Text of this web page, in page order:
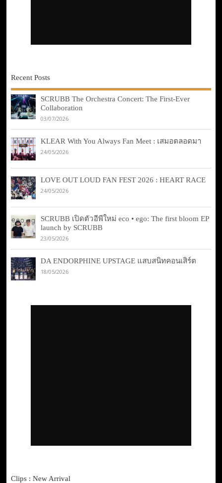
Recent Posts
SCRUBB The Orchestra Concert: The First-Ever
Collaboration
03/07/2026
KLEAR With You Always Fan Meet : เสมอตลอดมา
24/05/2026
LOVE OUT LOUD FAN FEST 2026 : HEART RACE
24/05/2026
SCRUBB เปิดตัวอีพีใหม่ eco • ego: The first bloom EP
launch by SCRUBB
23/05/2026
DA ENDORPHINE UPSTAGE แสบสนิทคอนเสิร์ต
18/05/2026
Clips : New Arrival